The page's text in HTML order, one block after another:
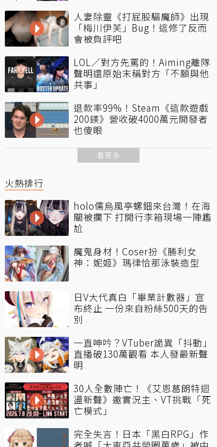
人妻除靈《打屁股驅魔師》出現
「梅川伊芙」Bug！這修了反而
會被負評吧
LOL／對方先罵的！Aiming離隊
聲明還原始末稱對方「不願與他
共事」
退款率99%！Steam《這款遊戲
200鎂》營收破4000萬元開發者
也傻眼
看更多
火熱排行
holo儒烏風亭螺鈿來台灣！在海
關被攔下 打開行李箱現場一陣尷
尬
魔鬼身材！Coser扮《勝利女
神：妮姬》瑪律恰那泳裝造型
日V大代真白「畢業計數器」宣
布終止 一份來自粉絲500天的告
別
一直呻吟？VTuber詭異「抖動」
直播破130萬觀看 本人發最新聲
明
30人全數陣亡！《艾恩葛朗特迴
盪新聲》邀實況主、VT挑戰「死
亡模式」
完全失言！日本「黑白RPG」作